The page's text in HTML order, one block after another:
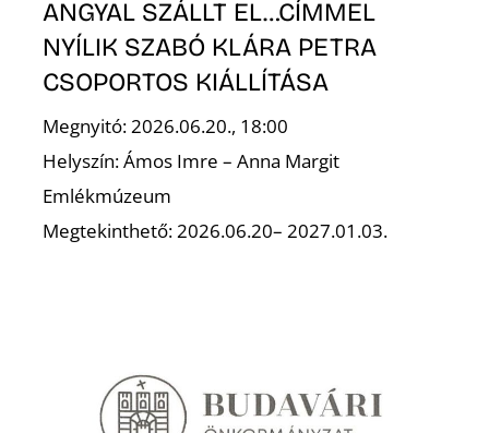
ANGYAL SZÁLLT EL…CÍMMEL
NYÍLIK SZABÓ KLÁRA PETRA
CSOPORTOS KIÁLLÍTÁSA
Megnyitó: 2026.06.20., 18:00
Helyszín: Ámos Imre – Anna Margit
Emlékmúzeum
Megtekinthető: 2026.06.20– 2027.01.03.